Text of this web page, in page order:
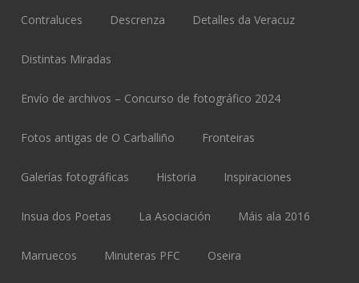
Contraluces Descrenza Detalles da Veracuz
Distintas Miradas
Envío de archivos – Concurso de fotográfico 2024
Fotos antigas de O Carballiño Fronteiras
Galerías fotográficas Historia Inspiraciones
Insua dos Poetas La Asociación Máis ala 2016
Marruecos Minuteras PFC Oseira